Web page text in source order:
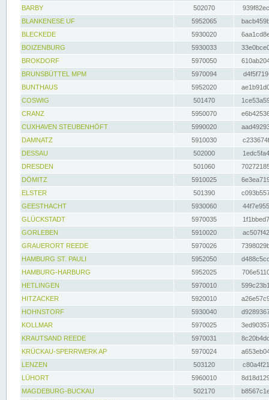
BARBY
502070
BLANKENESE UF
5952065
BLECKEDE
5930020
BOIZENBURG
5930033
BROKDORF
5970050
BRUNSBÜTTEL MPM
5970094
BUNTHAUS
5952020
COSWIG
501470
CRANZ
5950070
CUXHAVEN STEUBENHÖFT
5990020
DAMNATZ
5910030
DESSAU
502000
DRESDEN
501060
DÖMITZ
5910025
ELSTER
501390
GEESTHACHT
5930060
GLÜCKSTADT
5970035
GORLEBEN
5910020
GRAUERORT REEDE
5970026
HAMBURG ST. PAULI
5952050
HAMBURG-HARBURG
5952025
HETLINGEN
5970010
HITZACKER
5920010
HOHNSTORF
5930040
KOLLMAR
5970025
KRAUTSAND REEDE
5970031
KRÜCKAU-SPERRWERK AP
5970024
LENZEN
503120
LÜHORT
5960010
MAGDEBURG-BUCKAU
502170